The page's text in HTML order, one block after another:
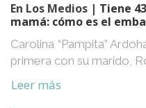
En Los Medios | Tiene
mamá: cómo es el
Carolina “Pampita”
primera con su marido,
Leer más